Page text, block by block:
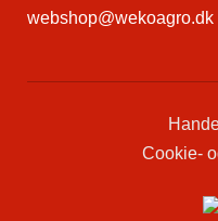
webshop@wekoagro.dk
Cookie-